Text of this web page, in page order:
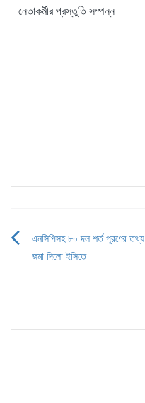
নেতাকর্মীর প্রস্তুতি সম্পন্ন
Post
এনসিপিসহ ৮০ দল শর্ত পূরণের তথ্য
জমা দিলো ইসিতে